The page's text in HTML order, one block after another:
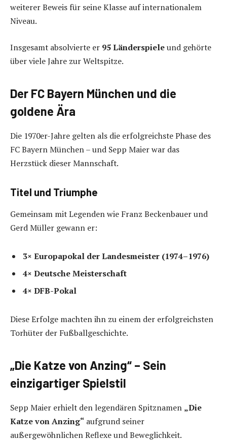
weiterer Beweis für seine Klasse auf internationalem
Niveau.
Insgesamt absolvierte er 95 Länderspieleund gehörte
über viele Jahre zur Weltspitze.
Der FC Bayern München und die
goldene Ära
Die 1970er-Jahre gelten als die erfolgreichste Phase des
FC Bayern München – und Sepp Maier war das
Herzstück dieser Mannschaft.
Titel und Triumphe
Gemeinsam mit Legenden wie Franz Beckenbauer und
Gerd Müller gewann er:
3× Europapokal der Landesmeister (1974–1976)
4× Deutsche Meisterschaft
4× DFB-Pokal
Diese Erfolge machten ihn zu einem der erfolgreichsten
Torhüter der Fußballgeschichte.
„Die Katze von Anzing“ – Sein
einzigartiger Spielstil
Sepp Maier erhielt den legendären Spitznamen „Die
Katze von Anzing“ aufgrund seiner
außergewöhnlichen Reflexe und Beweglichkeit.